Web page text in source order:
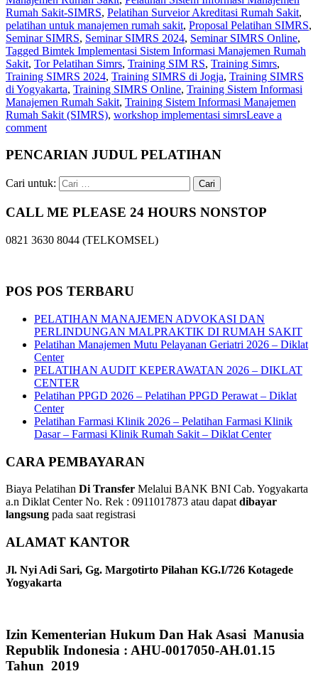
Rumah Sakit-SIMRS, Pelatihan Surveior Akreditasi Rumah Sakit,
pelatihan untuk manajemen rumah sakit, Proposal Pelatihan SIMRS,
Seminar SIMRS, Seminar SIMRS 2024, Seminar SIMRS Online,
Tagged Bimtek Implementasi Sistem Informasi Manajemen Rumah
Sakit, Tor Pelatihan Simrs, Training SIM RS, Training Simrs,
Training SIMRS 2024, Training SIMRS di Jogja, Training SIMRS
di Yogyakarta, Training SIMRS Online, Training Sistem Informasi
Manajemen Rumah Sakit, Training Sistem Informasi Manajemen
Rumah Sakit (SIMRS), workshop implementasi simrsLeave a
comment
PENCARIAN JUDUL PELATIHAN
Cari untuk:
CALL ME PLEASE 24 HOURS NONSTOP
0821 3630 8044 (TELKOMSEL)
POS POS TERBARU
PELATIHAN MANAJEMEN ADVOKASI DAN
PERLINDUNGAN MALPRAKTIK DI RUMAH SAKIT
Pelatihan Manajemen Mutu Pelayanan Geriatri 2026 – Diklat
Center
PELATIHAN AUDIT KEPERAWATAN 2026 – DIKLAT
CENTER
Pelatihan PPGD 2026 – Pelatihan PPGD Perawat – Diklat
Center
Pelatihan Farmasi Klinik 2026 – Pelatihan Farmasi Klinik
Dasar – Farmasi Klinik Rumah Sakit – Diklat Center
CARA PEMBAYARAN
Biaya Pelatihan Di Transfer Melalui BANK BNI Cab. Yogyakarta
a.n Diklat Center No. Rek : 0911017873 atau dapatdibayar
langsung pada saat registrasi
ALAMAT KANTOR
Jl. Nyi Adi Sari, Gg. Margotirto Pilahan KG.I/726 Kotagede
Yogyakarta
Izin Kementerian Hukum Dan Hak Asasi Manusia
Republik Indonesia : AHU-0017050-AH.01.15
Tahun 2019